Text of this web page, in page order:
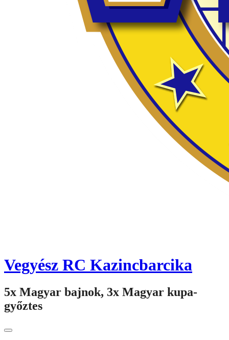
Vegyész RC Kazincbarcika
5x Magyar bajnok, 3x Magyar kupa-
győztes